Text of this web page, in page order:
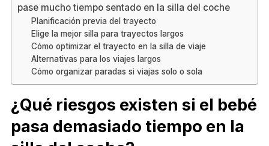
pase mucho tiempo sentado en la silla del coche
Planificación previa del trayecto
Elige la mejor silla para trayectos largos
Cómo optimizar el trayecto en la silla de viaje
Alternativas para los viajes largos
Cómo organizar paradas si viajas solo o sola
¿Qué riesgos existen si el bebé
pasa demasiado tiempo en la